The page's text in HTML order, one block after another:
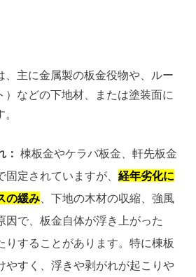
、主に金属製の板金役物や、ルー
）などの下地材、または塗装面に
： 棟板金やケラバ板金、軒先板金
定されていますが、 経年劣化に
の緩み、下地の木材の収縮、強風
因で、板金自体が浮き上がった
りすることがあります。特に棟板
やすく、浮きや剥がれが起こりや